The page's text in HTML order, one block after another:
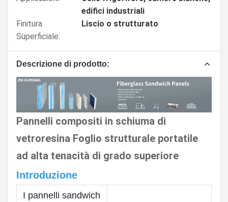
edifici industriali
Finitura
Superficiale:
Liscio o strutturato
Descrizione di prodotto:
Pannelli compositi in schiuma di
vetroresina Foglio strutturale portatile
ad alta tenacità di grado superiore
Introduzione
I pannelli sandwich